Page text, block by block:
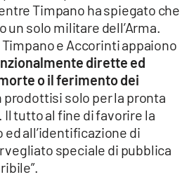
Timpano ha spiegato che
un solo militare dell’Arma.
e Accorinti appaiono
dirette ed
o il ferimento dei
prodottisi solo per la pronta
tutto al fine di favorire la
all’identificazione di
speciale di pubblica